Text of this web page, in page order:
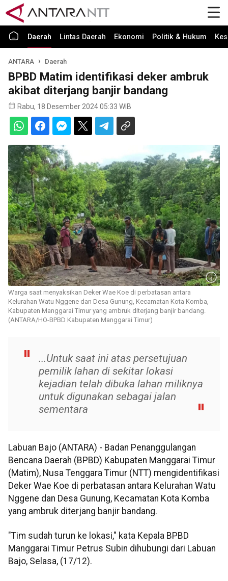
Daerah Lintas Daerah Ekonomi Politik & Hukum
ANTARA Daerah
BPBD Matim identifikasi deker ambruk
akibat diterjang banjir bandang
Rabu, 18 Desember 2024 05:33 WIB
Warga saat menyaksikan Deker Wae Koe di perbatasan antara
Kelurahan Watu Nggene dan Desa Gunung, Kecamatan Kota Komba,
Kabupaten Manggarai Timur yang ambruk diterjang banjir bandang.
(ANTARA/HO-BPBD Kabupaten Manggarai Timur)
...Untuk saat ini atas persetujuan
pemilik lahan di sekitar lokasi
kejadian telah dibuka lahan miliknya
untuk digunakan sebagai jalan
sementara
Labuan Bajo (ANTARA) - Badan Penanggulangan
Bencana Daerah (BPBD) Kabupaten Manggarai Timur
(Matim), Nusa Tenggara Timur (NTT) mengidentifikasi
Deker Wae Koe di perbatasan antara Kelurahan Watu
Nggene dan Desa Gunung, Kecamatan Kota Komba
yang ambruk diterjang banjir bandang.
"Tim sudah turun ke lokasi," kata Kepala BPBD
Manggarai Timur Petrus Subin dihubungi dari Labuan
Bajo, Selasa, (17/12).